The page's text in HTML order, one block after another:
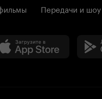
Передачи и шоу